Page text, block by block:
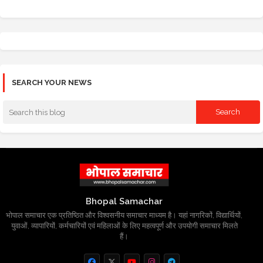
SEARCH YOUR NEWS
Bhopal Samachar
भोपाल समाचार एक प्रतिष्ठित और विश्वसनीय समाचार माध्यम है। यहां नागरिकों, विद्यार्थियों,
युवाओं, व्यापारियों, कर्मचारियों एवं महिलाओं के लिए महत्वपूर्ण और उपयोगी समाचार मिलते
हैं।